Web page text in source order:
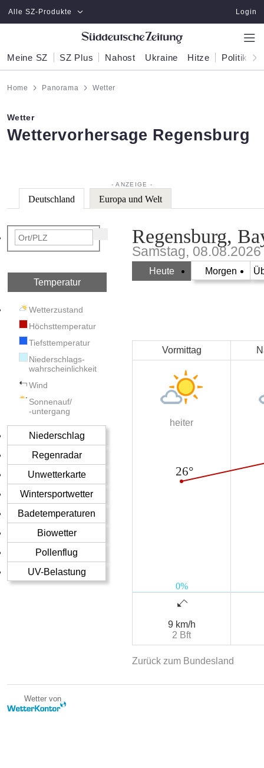
Zum Hauptinhalt springen
Alle SZ-Produkte Login
Meine SZ SZ Plus Nahost Ukraine Hitze Politik
Home Panorama Wetter
Wetter
:
Wettervorhersage Regensburg
Deutschland Europa und Welt
Temperatur
Wetterzustand
Höchsttemperatur
Tiefsttemperatur
Niederschlags-
wahrscheinlichkeit
Wind
Sonnenauf/
-untergang
Niederschlag
Regenradar
Unwetterkarte
Wintersportwetter
Badetemperaturen
Biowetter
Pollenflug
UV-Belastung
Regensburg,
Samstag, 08.08.2026
Heute Morgen
Vormittag
heiter
9 km/h
2 Bft
Zurück zum Bundesland
Wetter von